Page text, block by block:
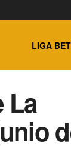
LIGA
La